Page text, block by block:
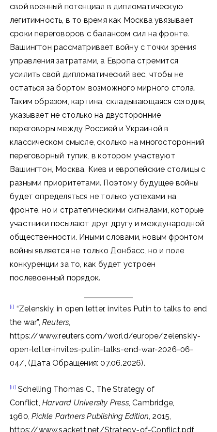
свой военный потенциал в дипломатическую
легитимность, в то время как Москва увязывает
сроки переговоров с балансом сил на фронте.
Вашингтон рассматривает войну с точки зрения
управления затратами, а Европа стремится
усилить свой дипломатический вес, чтобы не
остаться за бортом возможного мирного стола.
Таким образом, картина, складывающаяся сегодня,
указывает не столько на двусторонние
переговоры между Россией и Украиной в
классическом смысле, сколько на многосторонний
переговорный тупик, в котором участвуют
Вашингтон, Москва, Киев и европейские столицы с
разными приоритетами. Поэтому будущее войны
будет определяться не только успехами на
фронте, но и стратегическими сигналами, которые
участники посылают друг другу и международной
общественности. Иными словами, новым фронтом
войны является не только Донбасс, но и поле
конкуренции за то, как будет устроен
послевоенный порядок.
[i] “Zelenskiy, in open letter, invites Putin to talks to end
the war”, Reuters,
https://www.reuters.com/world/europe/zelenskiy-
open-letter-invites-putin-talks-end-war-2026-06-
04/, (Дата Обращения: 07.06.2026).
[ii] Schelling Thomas C., The Strategy of
Conflict, Harvard University Press, Cambridge,
1960,Pickle Partners Publishing Edition, 2015,
https://www.sackett.net/Strategy-of-Conflict.pdf